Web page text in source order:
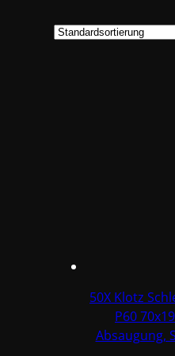
50X Klotz
P60
Absaugung,